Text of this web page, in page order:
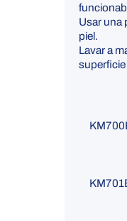
Usar una
piel.
Lavar a
superficie